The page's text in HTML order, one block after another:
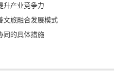
升产业竞争力
文旅融合发展模式
同的具体措施